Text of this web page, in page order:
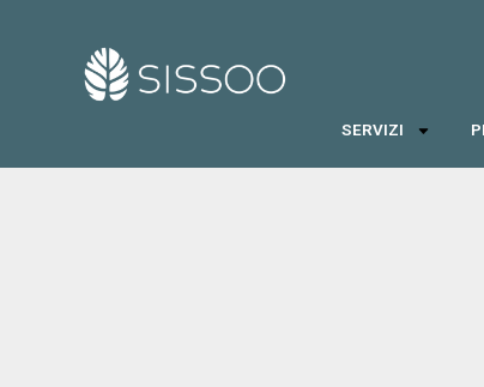
SERVIZI